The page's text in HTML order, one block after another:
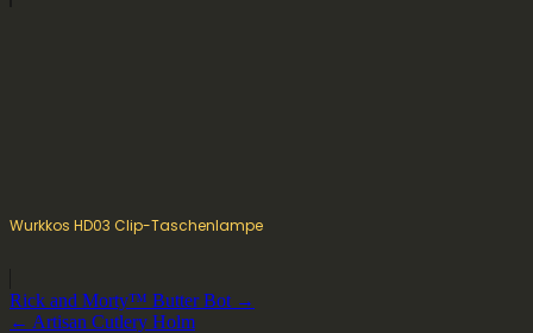
Wurkkos HD03 Clip-Taschenlampe
Beitragsnavigation
Rick and Morty™️ Butter Bot →
← Artisan Cutlery Holm